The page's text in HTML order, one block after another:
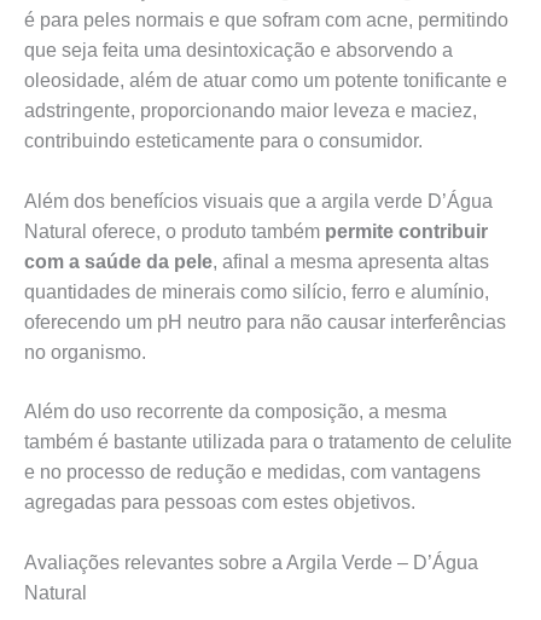
é para peles normais e que sofram com acne, permitindo
que seja feita uma desintoxicação e absorvendo a
oleosidade, além de atuar como um potente tonificante e
adstringente, proporcionando maior leveza e maciez,
contribuindo esteticamente para o consumidor.
Além dos benefícios visuais que a argila verde D’Água
Natural oferece, o produto também permite contribuir
com a saúde da pele, afinal a mesma apresenta altas
quantidades de minerais como silício, ferro e alumínio,
oferecendo um pH neutro para não causar interferências
no organismo.
Além do uso recorrente da composição, a mesma
também é bastante utilizada para o tratamento de celulite
e no processo de redução e medidas, com vantagens
agregadas para pessoas com estes objetivos.
Avaliações relevantes sobre a Argila Verde – D’Água
Natural